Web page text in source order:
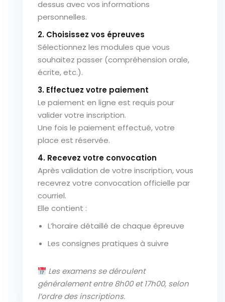
dessus avec vos informations
personnelles.
2. Choisissez vos épreuves
Sélectionnez les modules que vous
souhaitez passer (compréhension orale,
écrite, etc.).
3. Effectuez votre paiement
Le paiement en ligne est requis pour
valider votre inscription.
Une fois le paiement effectué, votre
place est réservée.
4. Recevez votre convocation
Après validation de votre inscription, vous
recevrez votre convocation officielle par
courriel.
Elle contient :
L’horaire détaillé de chaque épreuve
Les consignes pratiques à suivre
Les examens se déroulent
généralement entre 8h00 et 17h00, selon
l’ordre des inscriptions.